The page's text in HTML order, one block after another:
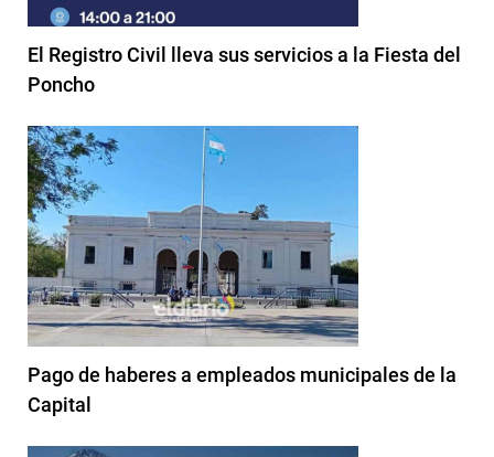
El Registro Civil lleva sus servicios a la Fiesta del
Poncho
Pago de haberes a empleados municipales de la
Capital